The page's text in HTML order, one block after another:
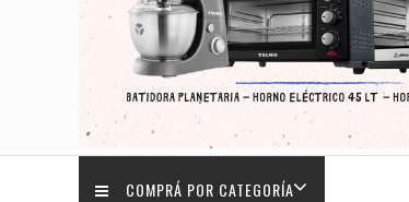
COMPRÁ POR CATEGORÍA